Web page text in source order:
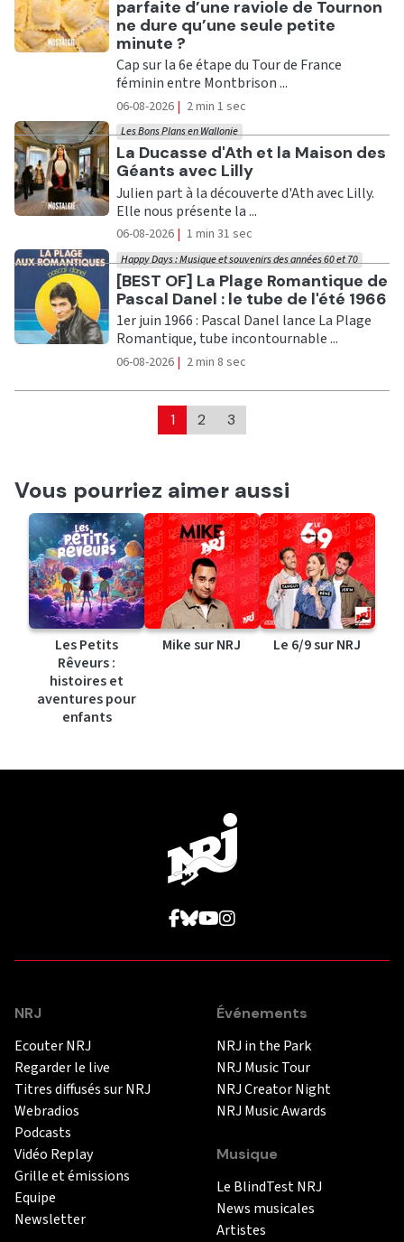
parfaite d’une raviole de Tournon
ne dure qu’une seule petite
minute ?
Cap sur la 6e étape du Tour de France
féminin entre Montbrison ...
06-08-2026 | 2 min 1 sec
Ecouter
La Ducasse d'Ath et la Maison des
Géants avec Lilly
Les Bons Plans en Wallonie
Julien part à la découverte d'Ath avec Lilly.
Elle nous présente la ...
06-08-2026 | 1 min 31 sec
Ecouter
[BEST OF] La Plage Romantique de
Pascal Danel : le tube de l'été 1966
Happy Days : Musique et souvenirs des années 60 et 70
1er juin 1966 : Pascal Danel lance La Plage
Romantique, tube incontournable ...
06-08-2026 | 2 min 8 sec
1 2 3
Vous pourriez aimer aussi
Les Petits
Rêveurs :
histoires et
aventures pour
enfants
Mike sur NRJ Le 6/9 sur NRJ
NRJ
Ecouter NRJ
Regarder le live
Titres diffusés sur NRJ
Webradios
Podcasts
Vidéo Replay
Grille et émissions
Equipe
Newsletter
Événements
NRJ in the Park
NRJ Music Tour
NRJ Creator Night
NRJ Music Awards
Musique
Le BlindTest NRJ
News musicales
Artistes